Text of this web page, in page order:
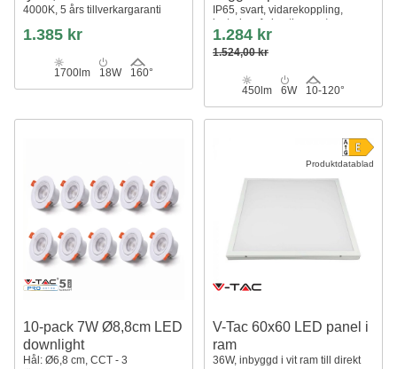
4000K, 5 års tillverkargaranti
1.385 kr
1700lm 18W 160°
IP65, svart, vidarekoppling,
justerbar, fyrkantig, upp/ner,
inne/ute, inkl. ljuskälla
1.284 kr
1.524,00 kr
450lm 6W 10-120°
10-pack 7W Ø8,8cm LED
downlight
Hål: Ø6,8 cm, CCT - 3
Produktdatablad
V-Tac 60x60 LED panel i
ram
36W, inbyggd i vit ram till direkt